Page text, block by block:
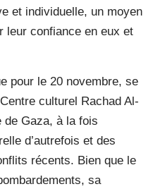
et individuelle, un moyen
leur confiance en eux et
pour le 20 novembre, se
culturel Rachad Al-
de Gaza, à la fois
d’autrefois et des
récents. Bien que le
sa